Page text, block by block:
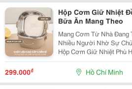
Hộp Cơm Giữ Nhiệt
Bữa Ăn Mang Theo
Mang Cơm Từ Nhà Đang
Nhiều Người Nhờ Sự
Hộp Cơm Giữ Nhiệt Phù
Chuẩn Bị Bữa Ăn Để
Hoặc Sử Dụng Trong
Nhiều Thời...
299.000₫ Hồ Chí Minh